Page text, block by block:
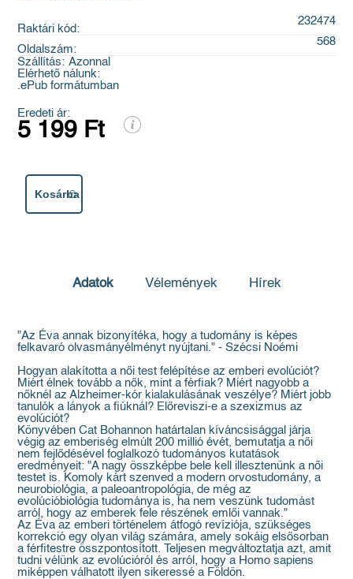
Raktári kód:
232474
Oldalszám:
568
Szállítás: Azonnal
Elérhető nálunk:
.ePub formátumban
Eredeti ár:
5 199 Ft
Kosárba
Adatok Vélemények Hírek
"Az Éva annak bizonyítéka, hogy a tudomány is képes
felkavaró olvasmányélményt nyújtani." - Szécsi Noémi
Hogyan alakította a női test felépítése az emberi evolúciót?
Miért élnek tovább a nők, mint a férfiak? Miért nagyobb a
nőknél az Alzheimer-kór kialakulásának veszélye? Miért jobb
tanulók a lányok a fiúknál? Előreviszi-e a szexizmus az
evolúciót?
Könyvében Cat Bohannon határtalan kíváncsisággal járja
végig az emberiség elmúlt 200 millió évét, bemutatja a női
nem fejlődésével foglalkozó tudományos kutatások
eredményeit: "A nagy összképbe bele kell illesztenünk a női
testet is. Komoly kárt szenved a modern orvostudomány, a
neurobiológia, a paleoantropológia, de még az
evolúcióbiológia tudománya is, ha nem veszünk tudomást
arról, hogy az emberek fele részének emlői vannak."
Az Éva az emberi történelem átfogó revíziója, szükséges
korrekció egy olyan világ számára, amely sokáig elsősorban
a férfitestre összpontosított. Teljesen megváltoztatja azt, amit
tudni vélünk az evolúcióról és arról, hogy a Homo sapiens
miképpen válhatott ilyen sikeressé a Földön.